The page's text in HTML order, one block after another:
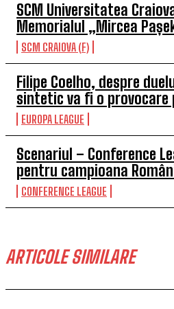
SCM Universitatea
Memorialul „Mircea
SCM CRAIOVA (F)
Filipe Coelho, despre
sintetic va fi o provocare
EUROPA LEAGUE
Scenariul – Conference
pentru campioana
CONFERENCE LEAGUE
ARTICOLE SIMILARE